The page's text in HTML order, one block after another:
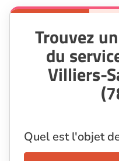
Trouvez
du
Villiers-
Quel est l'objet